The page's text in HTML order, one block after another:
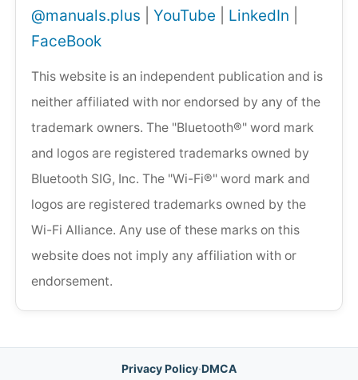
@manuals.plus
YouTube LinkedIn
FaceBook
This website is an independent publication and is
neither affiliated with nor endorsed by any of the
trademark owners. The "Bluetooth®" word mark
and logos are registered trademarks owned by
Bluetooth SIG, Inc. The "Wi-Fi®" word mark and
logos are registered trademarks owned by the
Wi-Fi Alliance. Any use of these marks on this
website does not imply any affiliation with or
endorsement.
Privacy Policy·DMCA